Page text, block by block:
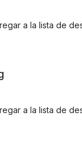
a la lista de
a la lista de